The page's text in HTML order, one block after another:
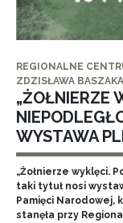
REGIONALNE
ZDZISŁAWA BASZAKA
„ŻOŁNIERZE
WYSTAWA
„Żołnierze wyklęci.
taki tytuł nosi
Pamięci Narodowej,
stanęła przy